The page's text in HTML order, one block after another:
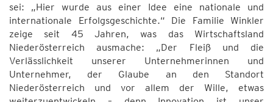
sei: „Hier wurde aus einer Idee eine nationale und
internationale Erfolgsgeschichte.“ Die Familie Winkler
zeige seit 45 Jahren, was das Wirtschaftsland
Niederösterreich ausmache: „Der Fleiß und die
Verlässlichkeit unserer Unternehmerinnen und
Unternehmer, der Glaube an den Standort
Niederösterreich und vor allem der Wille, etwas